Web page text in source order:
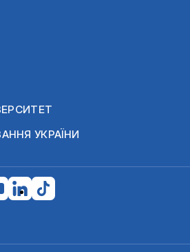
УКРАЇНИ